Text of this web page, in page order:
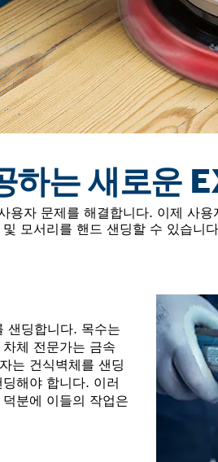
하는 새로운
용자 문제를 해결합니다. 이제 사
모서리를 핸드 샌딩할 수 있습니
샌딩합니다. 목수는
체 전문가는 금속
는 건식벽체를 샌딩
해야 합니다. 이러
분에 이들의 작업은